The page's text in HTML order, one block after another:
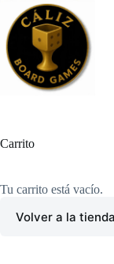
content
Carrito
Tu carrito está vacío.
Volver a la tienda